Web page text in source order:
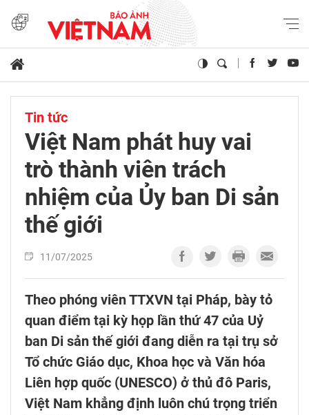
Tin tức
Việt Nam phát huy vai
trò thành viên trách
nhiệm của Ủy ban Di sản
thế giới
11/07/2025
Theo phóng viên TTXVN tại Pháp, bày tỏ
quan điểm tại kỳ họp lần thứ 47 của Uỷ
ban Di sản thế giới đang diễn ra tại trụ sở
Tổ chức Giáo dục, Khoa học và Văn hóa
Liên hợp quốc (UNESCO) ở thủ đô Paris,
Việt Nam khẳng định luôn chú trọng triển